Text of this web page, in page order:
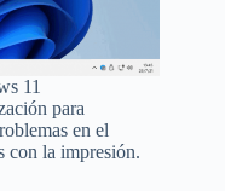
11
para
en el
con la impresión.